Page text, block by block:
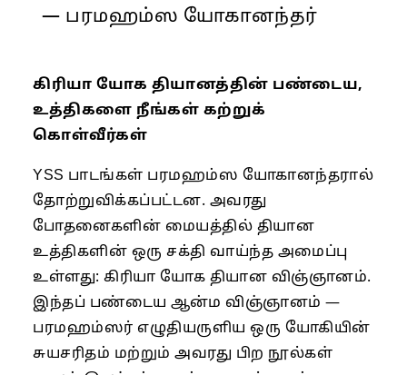
— பரமஹம்ஸ யோகானந்தர்
கிரியா யோக தியானத்தின் பண்டைய,
உத்திகளை நீங்கள் கற்றுக்
கொள்வீர்கள்
YSS பாடங்கள் பரமஹம்ஸ யோகானந்தரால்
தோற்றுவிக்கப்பட்டன. அவரது
போதனைகளின் மையத்தில் தியான
உத்திகளின் ஒரு சக்தி வாய்ந்த அமைப்பு
உள்ளது: கிரியா யோக தியான விஞ்ஞானம்.
இந்தப் பண்டைய ஆன்ம விஞ்ஞானம் —
பரமஹம்ஸர் எழுதியருளிய ஒரு யோகியின்
சுயசரிதம் மற்றும் அவரது பிற நூல்கள்